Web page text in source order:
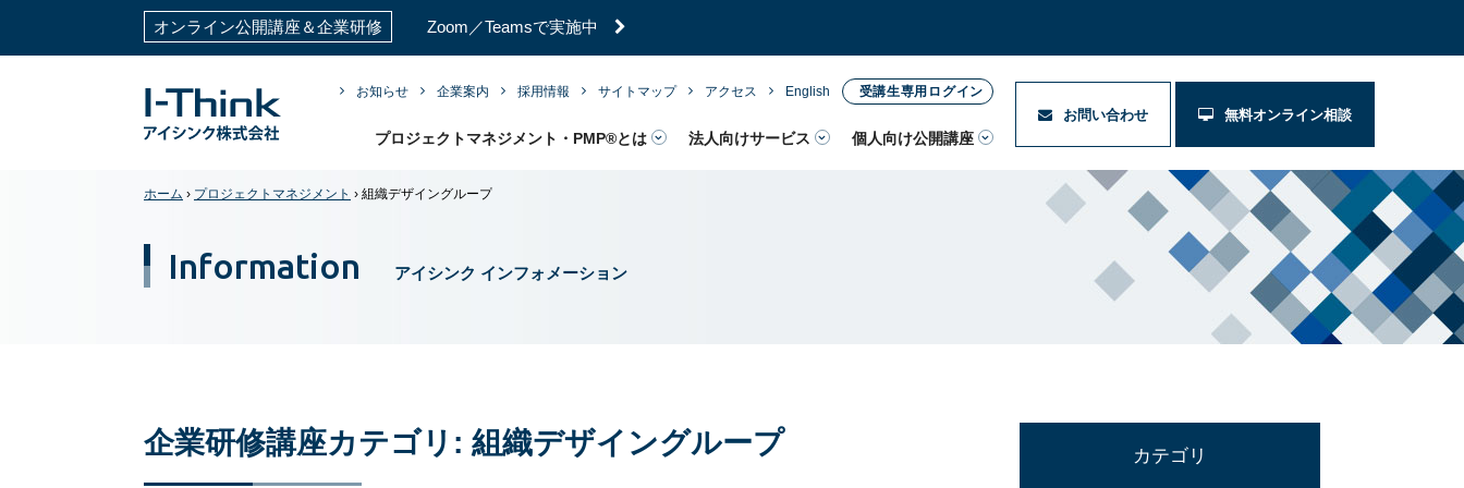
オンライン公開講座＆企業研修 Zoom／Teamsで実施中
お知らせ 企業案内 採用情報 サイトマップ アクセス English 受講生専用ログイン
プロジェクトマネジメント・PMP®とは 法人向けサービス 個人向け公開講座
お問い合わせ 無料オンライン相談
Information アイシンク インフォメーション
ホーム › プロジェクトマネジメント › 組織デザイングループ
企業研修講座カテゴリ: 組織デザイングループ カテゴリ